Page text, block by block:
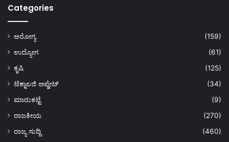
Categories
ಆರೋಗ್ಯ
(159)
ಉದ್ಯೋಗ
(61)
ಕೃಷಿ
(125)
ಟೆಕ್ನಾಲಜಿ ಅಪ್ಡೇಟ್
(34)
ಮಾರುಕಟ್ಟೆ
(9)
ರಾಜಕೀಯ
(270)
ರಾಜ್ಯ ಸುದ್ದಿ
(460)